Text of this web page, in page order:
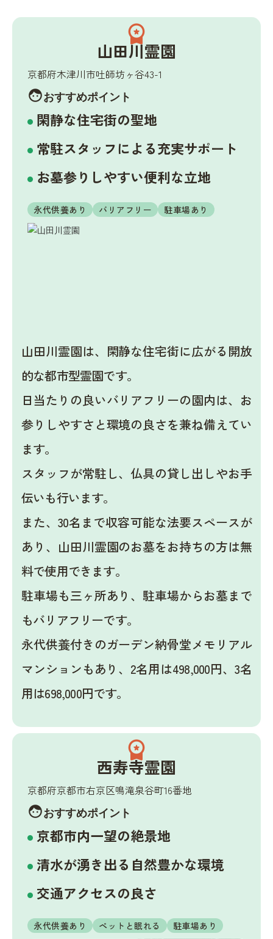
workspace_premium
山田川霊園
京都府木津川市吐師坊ヶ谷43-1
face おすすめポイント
閑静な住宅街の聖地
常駐スタッフによる充実サポート
お墓参りしやすい便利な立地
永代供養あり バリアフリー 駐車場あり
山田川霊園は、閑静な住宅街に広がる開放
的な都市型霊園です。
日当たりの良いバリアフリーの園内は、お
参りしやすさと環境の良さを兼ね備えてい
ます。
スタッフが常駐し、仏具の貸し出しやお手
伝いも行います。
また、30名まで収容可能な法要スペースが
あり、山田川霊園のお墓をお持ちの方は無
料で使用できます。
駐車場も三ヶ所あり、駐車場からお墓まで
もバリアフリーです。
永代供養付きのガーデン納骨堂メモリアル
マンションもあり、2名用は498,000円、3名
用は698,000円です。
workspace_premium
西寿寺霊園
京都府京都市右京区鳴滝泉谷町16番地
face おすすめポイント
京都市内一望の絶景地
清水が湧き出る自然豊かな環境
交通アクセスの良さ
永代供養あり ペットと眠れる 駐車場あり